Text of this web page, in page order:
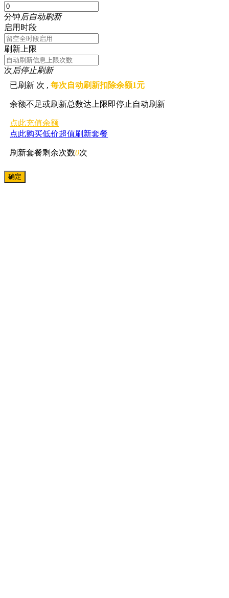
分钟后自动刷新
启用时段
刷新上限
次后停止刷新
已刷新 次 ,每次自动刷新扣除余额1元
余额不足或刷新总数达上限即停止自动刷新
点此充值余额
点此购买低价超值刷新套餐
刷新套餐剩余次数0次